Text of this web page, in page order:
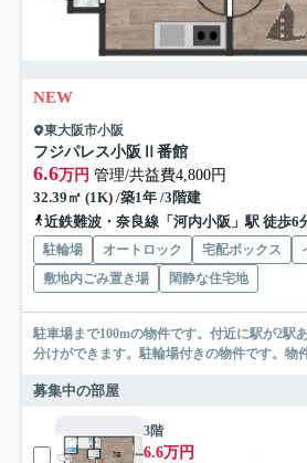
NEW
東大阪市小阪
フジパレス小阪Ⅱ番館
6.6万円 管理/共益費4,800円
32.39㎡ (1K) /築1年 /3階建
近鉄難波・奈良線「河内小阪」駅 徒歩6
駐輪場 オートロック 宅配ボックス
敷地内ごみ置き場
閑静な住宅地
駐車場まで100mの物件です。付近に駅が2駅
分けができます。駐輪場付きの物件です。物
募集中の部屋
3階
6.6万円